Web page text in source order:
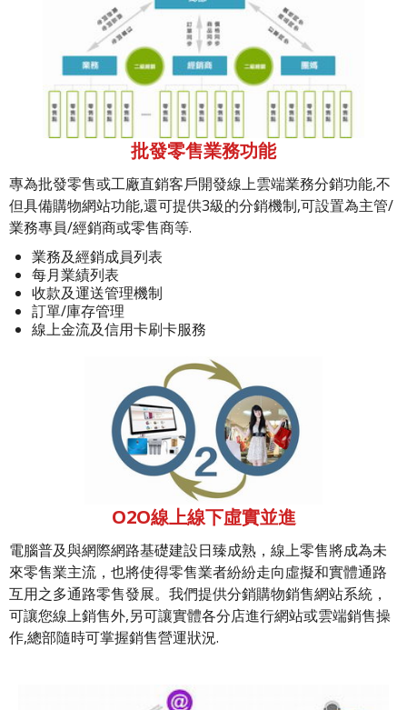
批發零售業務功能
專為批發零售或工廠直銷客戶開發線上雲端業務分銷功能,不
但具備購物網站功能,還可提供3級的分銷機制,可設置為主管/
業務專員/經銷商或零售商等.
業務及經銷成員列表
每月業績列表
收款及運送管理機制
訂單/庫存管理
線上金流及信用卡刷卡服務
O2O線上線下虛實並進
電腦普及與網際網路基礎建設日臻成熟，線上零售將成為未
來零售業主流，也將使得零售業者紛紛走向虛擬和實體通路
互用之多通路零售發展。我們提供分銷購物銷售網站系統，
可讓您線上銷售外,另可讓實體各分店進行網站或雲端銷售操
作,總部隨時可掌握銷售營運狀況.